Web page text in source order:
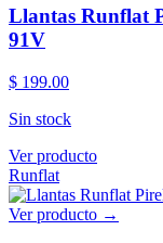
Llantas Runflat
91V
$ 199.00
Sin stock
Ver producto
Runflat
Ver producto →